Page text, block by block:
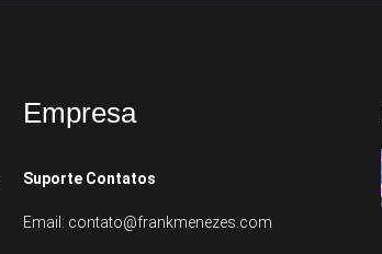
Empresa
Suporte Contatos
Email: contato@frankmenezes.com